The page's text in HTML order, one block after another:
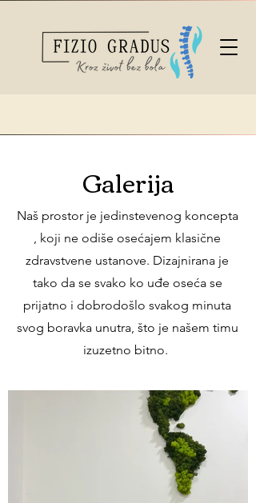
Galerija
Naš prostor je jedinstevenog koncepta
, koji ne odiše osećajem klasične
zdravstvene ustanove. Dizajnirana je
tako da se svako ko uđe oseća se
prijatno i dobrodošlo svakog minuta
svog boravka unutra, što je našem timu
izuzetno bitno.